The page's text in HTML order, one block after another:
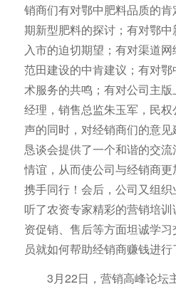
销商们有对鄂中肥料品质的
期新型肥料的探讨；有对鄂
入市的迫切期望；有对渠道
范田建设的中肯建议；有对
术服务的共鸣；有对公司主
经理，销售总监朱玉军，民
声的同时，对经销商们的意见
恳谈会提供了一个和谐的交
情谊，从而使公司与经销商更
携手同行！会后，公司又组
听了农资专家精彩的营销培
资促销、售后等方面坦诚学
员就如何帮助经销商赚钱进行
3月22日，营销高峰论坛